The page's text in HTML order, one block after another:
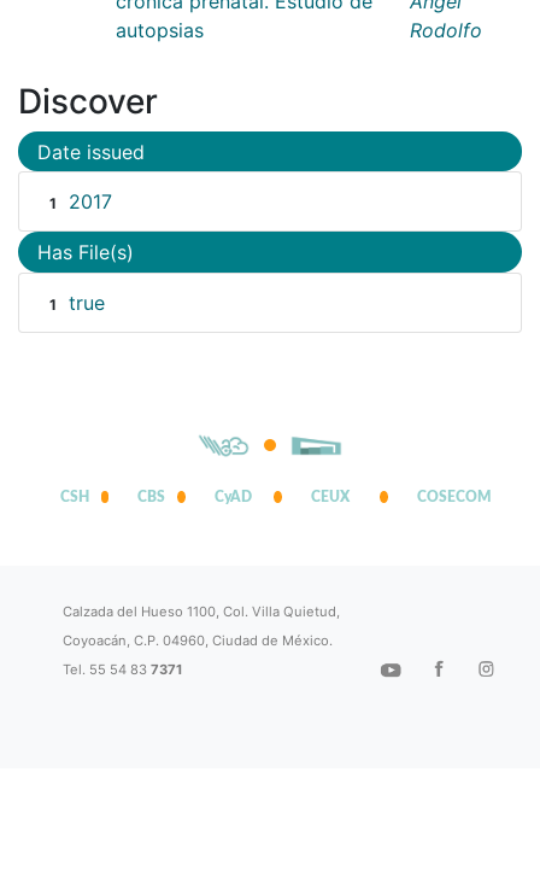
autopsias
Rodolfo
Discover
Date issued
1 2017
Has File(s)
1 true
CSH CBS CyAD CEUX COSECOM
Calzada del Hueso 1100, Col. Villa Quietud,
Coyoacán, C.P. 04960, Ciudad de México.
Tel. 55 54 837371